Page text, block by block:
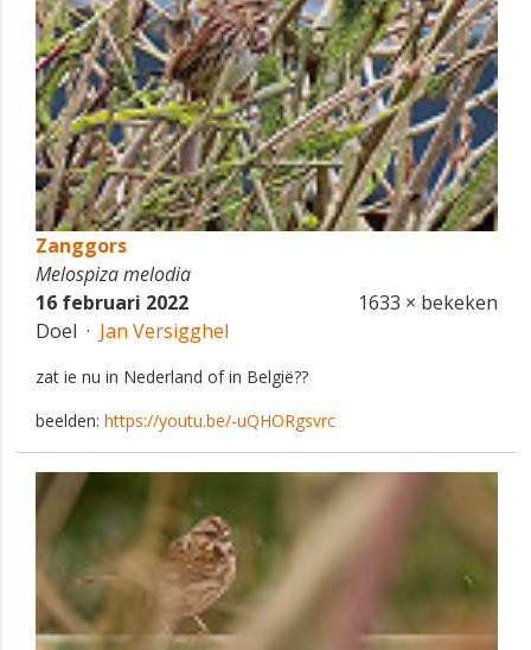
Zanggors
Melospiza melodia
16 februari 2022
1633 × bekeken
Doel · Jan Versigghel
zat ie nu in Nederland of in België??
beelden: https://youtu.be/-uQHORgsvrc